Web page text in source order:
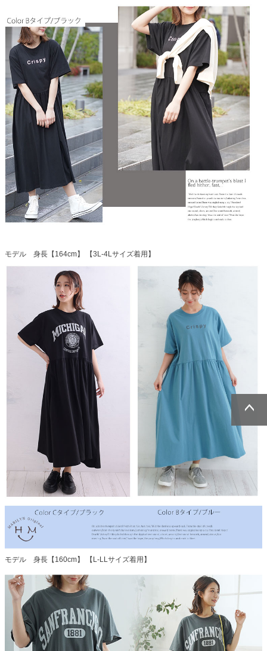
モデル 身長【164cm】 【3L-4Lサイズ着用】
モデル 身長【160cm】 【L-LLサイズ着用】
ページトッ
プへ
ページトッ
プへ